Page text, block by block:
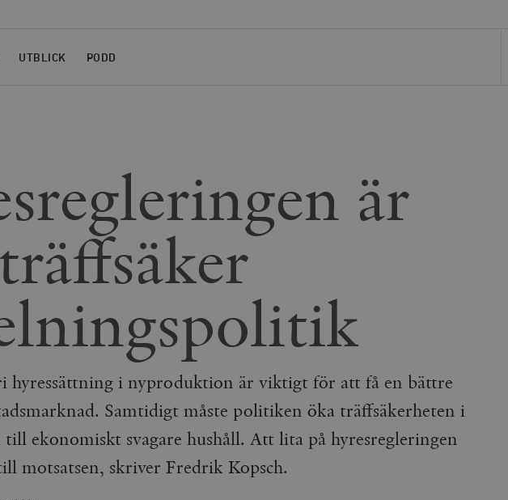
UTBLICK PODD
är
hyressättning i nyproduktion är viktigt för att få en bättre
Samtidigt måste politiken öka träffsäkerheten i
ekonomiskt svagare hushåll. Att lita på hyresregleringen
motsatsen, skriver Fredrik Kopsch.